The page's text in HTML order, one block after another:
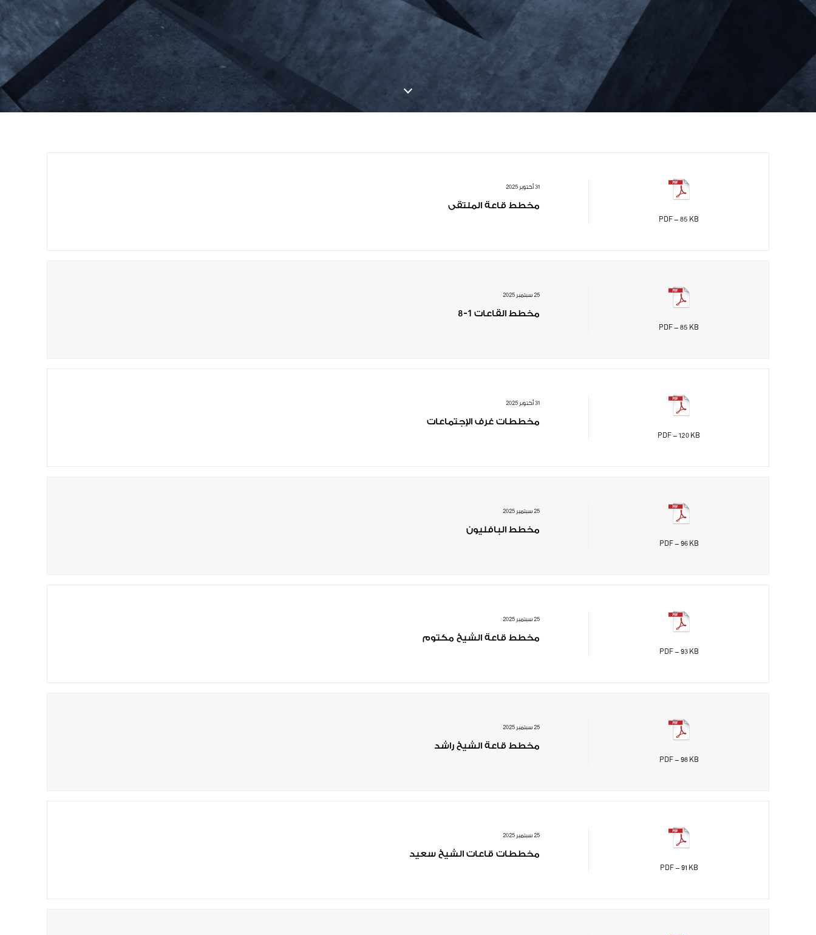
PDF - 85 KB
31 أكتوبر 2025
مخطط قاعة الملتقى
PDF - 85 KB
25 سبتمبر 2025
مخطط القاعات 1-8
PDF - 120 KB
31 أكتوبر 2025
مخططات غرف الإجتماعات
PDF - 96 KB
25 سبتمبر 2025
مخطط البافليون
PDF - 93 KB
25 سبتمبر 2025
مخطط قاعة الشيخ مكتوم
PDF - 98 KB
25 سبتمبر 2025
مخطط قاعة الشيخ راشد
PDF - 91 KB
25 سبتمبر 2025
مخططات قاعات الشيخ سعيد